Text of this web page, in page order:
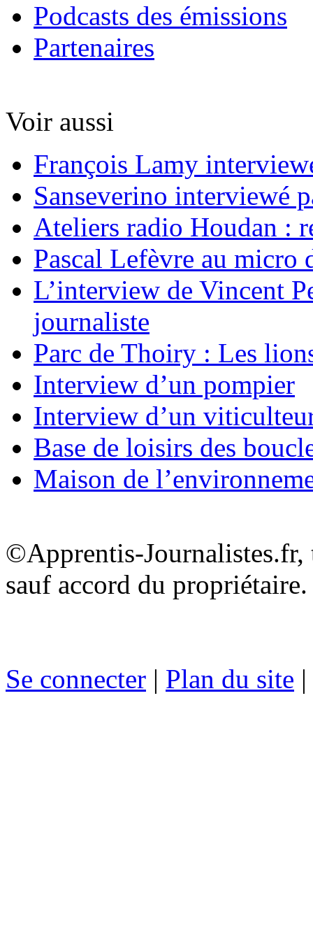
Podcasts des émissions
Partenaires
Voir aussi
François Lamy
Sanseverino interviewé
Ateliers radio Houdan :
Pascal Lefèvre au micro
L’interview de Vincent
journaliste
Parc de Thoiry : Les
Interview d’un pompier
Interview d’un
Base de loisirs des
Maison de
©Apprentis-
sauf accord du propriétaire.
Se connecter | Plan du site |